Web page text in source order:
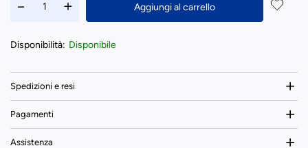
Aggiungi al carrello
Disponibilità: Disponibile
Spedizioni e resi
Pagamenti
Assistenza